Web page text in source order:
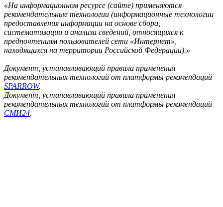
«На информационном ресурсе (сайте) применяются
рекомендательные технологии (информационные технологии
предоставления информации на основе сбора,
систематизации и анализа сведений, относящихся к
предпочтениям пользователей сети «Интернет»,
находящихся на территории Российской Федерации).»
Документ, устанавливающий правила применения
рекомендательных технологий от платформы рекомендаций
SPARROW.
Документ, устанавливающий правила применения
рекомендательных технологий от платформы рекомендаций
СМИ24.